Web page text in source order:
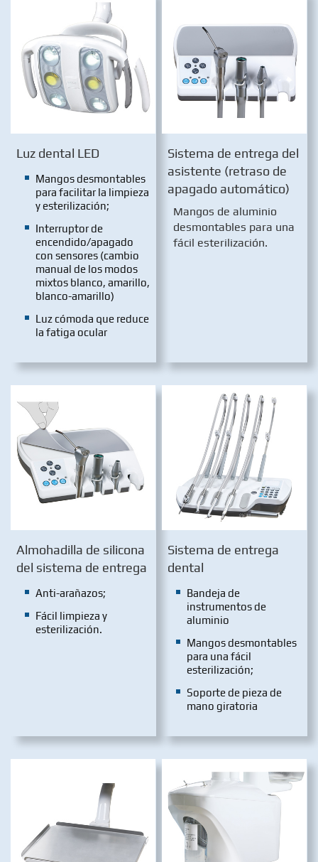
Luz dental LED
Mangos desmontables
para facilitar la limpieza
y esterilización;
Interruptor de
encendido/apagado
con sensores (cambio
manual de los modos
mixtos blanco, amarillo,
blanco-amarillo)
Luz cómoda que reduce
la fatiga ocular
Sistema de entrega del
asistente (retraso de
apagado automático)
Mangos de aluminio
desmontables para una
fácil esterilización.
Almohadilla de silicona
del sistema de entrega
Anti-arañazos;
Fácil limpieza y
esterilización.
Sistema de entrega
dental
Bandeja de
instrumentos de
aluminio
Mangos desmontables
para una fácil
esterilización;
Soporte de pieza de
mano giratoria